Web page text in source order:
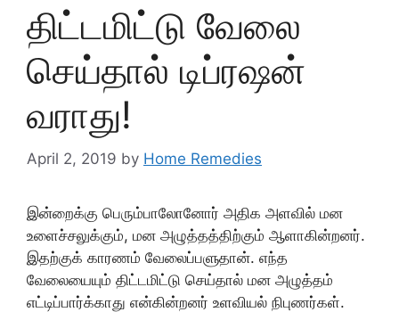
திட்டமிட்டு வேலை
செய்தால் டிப்ரஷன்
வராது!
April 2, 2019 by Home Remedies
இன்றைக்கு பெரும்பாலோனோர் அதிக அளவில் மன
உளைச்சலுக்கும், மன அழுத்தத்திற்கும் ஆளாகின்றனர்.
இதற்குக் காரணம் வேலைப்பளுதான். எந்த
வேலையையும் திட்டமிட்டு செய்தால் மன அழுத்தம்
எட்டிப்பார்க்காது என்கின்றனர் உளவியல் நிபுணர்கள்.